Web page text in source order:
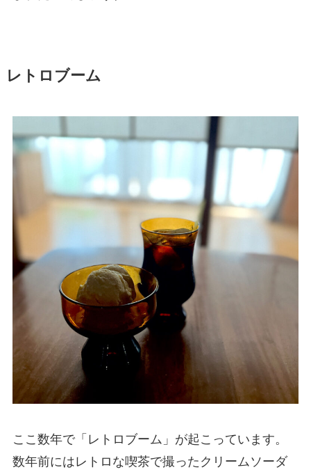
レトロブーム
ここ数年で「レトロブーム」が起こっています。
数年前にはレトロな喫茶で撮ったクリームソーダ